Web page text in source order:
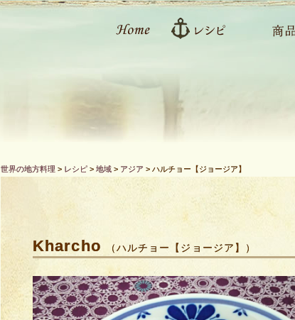
世界の地方料理 > レシピ > 地域 > アジア > ハルチョー【ジョージア】
Kharcho （ハルチョー【ジョージア】）